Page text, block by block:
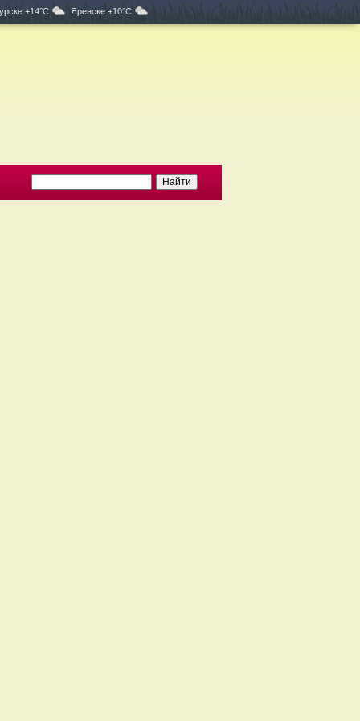
+14°C Яренске +10°C